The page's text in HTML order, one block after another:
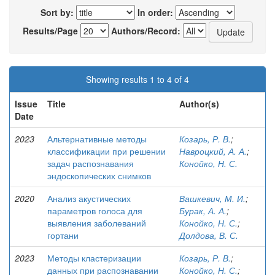
Sort by:
In order:
Results/Page
Authors/Record:
Showing results 1 to 4 of 4
Issue
Date
Title Author(s)
2023
Альтернативные методы
классификации при решении
задач распознавания
эндоскопических снимков
Козарь, Р. В.;
Навроцкий, А. А.;
Конойко, Н. С.
2020
Анализ акустических
параметров голоса для
выявления заболеваний
гортани
Вашкевич, М. И.;
Бурак, А. А.;
Конойко, Н. С.;
Долдова, В. С.
2023
Методы кластеризации
данных при распознавании
Козарь, Р. В.;
Конойко, Н. С.;